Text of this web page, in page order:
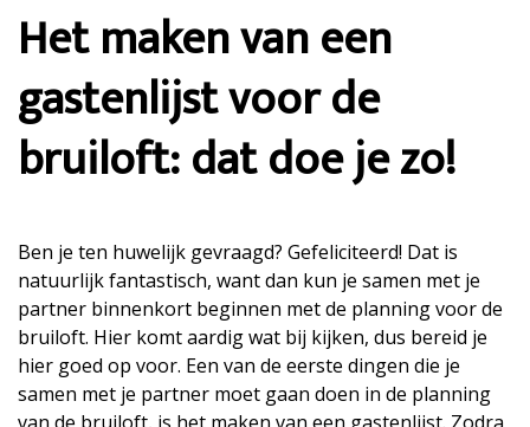
Het maken van een
gastenlijst voor de
bruiloft: dat doe je zo!
Ben je ten huwelijk gevraagd? Gefeliciteerd! Dat is
natuurlijk fantastisch, want dan kun je samen met je
partner binnenkort beginnen met de planning voor de
bruiloft. Hier komt aardig wat bij kijken, dus bereid je
hier goed op voor. Een van de eerste dingen die je
samen met je partner moet gaan doen in de planning